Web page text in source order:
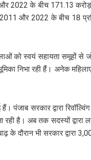
2022 के बीच 171.13
2011 और 2022 के बीच 18
को स्वयं सहायता
निभा रही हैं। अनेक
पंजाब सरकार द्वारा
रही है। अब तक सदस्यों
के दौरान भी सरकार द्वारा